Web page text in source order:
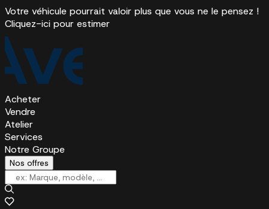
Votre véhicule pourrait valoir plus que vous ne le pensez !
Cliquez-ici pour estimer
Acheter
Vendre
Atelier
Services
Notre Groupe
Nos offres